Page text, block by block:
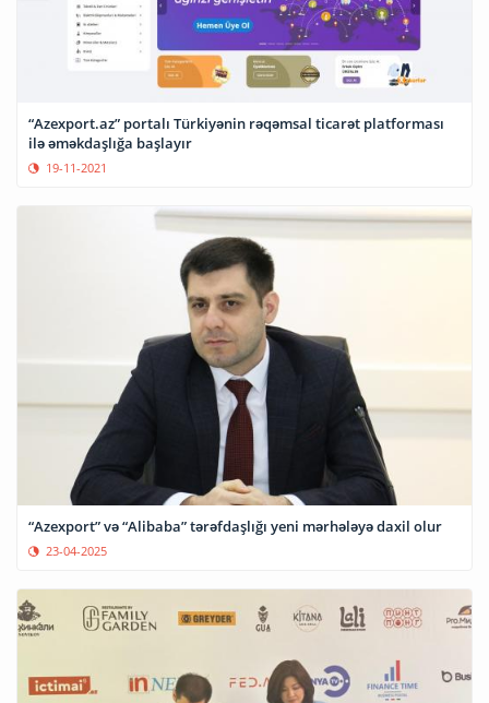
“Azexport.az” portalı Türkiyənin rəqəmsal ticarət platforması
ilə əməkdaşlığa başlayır
19-11-2021
“Azexport” və “Alibaba” tərəfdaşlığı yeni mərhələyə daxil olur
23-04-2025